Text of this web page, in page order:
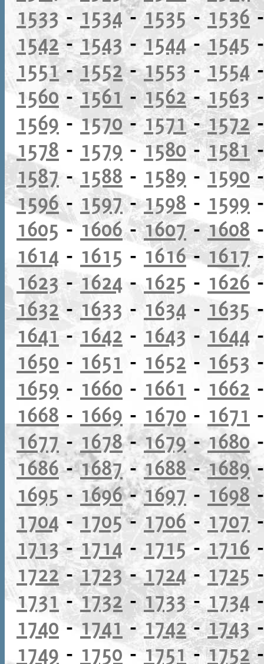
1533 - 1534-1535-1536
1542-1543 - 1544-1545
1551-1552-1553-1554
1560 -1561-1562-1563
1569 -1570-1571-1572
1578 - 1579 -1580-1581
1587- 1588 - 1589 - 1590
1596- 1597-1598 - 1599
1605- 1606-1607-1608
1614 - 1615 - 1616-1617
1623 -1624 - 1625 - 1626
1632- 1633 - 1634 - 1635
1641 - 1642 - 1643 - 1644
1650 - 1651 - 1652 - 1653
1659 - 1660 - 1661 - 1662
1668 - 1669 - 1670 - 1671
1677- 1678-1679-1680
1686-1687-1688-1689
1695 - 1696-1697 - 1698
1704 - 1705-1706- 1707
1713-1714 - 1715-1716
1722-1723-1724-1725
1731 -1732-1733- 1734
1740 -1741- 1742-1743
1749 - 1750 -1751-1752